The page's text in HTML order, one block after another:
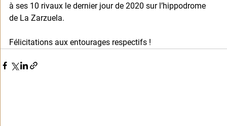
à ses 10 rivaux le dernier jour de 2020 sur l’hippodrome
de La Zarzuela.
Félicitations aux entourages respectifs !